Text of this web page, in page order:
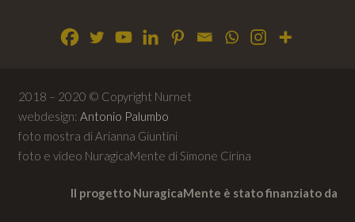
2018 – 2020 © Copyright Nurnet
webdesign: Antonio Palumbo
foto mostra di Arianna Giuntini
foto e video NuragicaMente di Simone Cirina
Il progetto NuragicaMente è stato finanziato da